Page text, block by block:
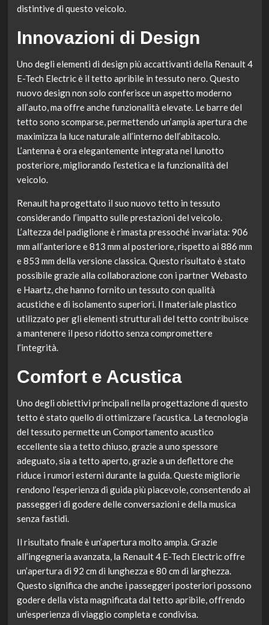
distintive di questo veicolo.
Innovazioni di Design
Uno degli elementi di design più accattivanti della Renault 4
E-Tech Electric è il tetto apribile in tessuto nero. Questo
nuovo design non solo conferisce un aspetto moderno
all’auto, ma offre anche funzionalità elevate. Le barre del
tetto sono scomparse, permettendo un’ampia apertura che
maximizza la luce naturale all’interno dell’abitacolo.
L’antenna è ora elegantemente integrata nel lunotto
posteriore, migliorando l’estetica e la funzionalità del
veicolo.
Renault ha progettato il suo nuovo tetto in tessuto
considerando l’impatto sulle prestazioni del veicolo.
L’altezza del padiglione è rimasta pressoché invariata: 906
mm all’anteriore e 813 mm al posteriore, rispetto ai 886 mm
e 853 mm della versione classica. Questo risultato è stato
possibile grazie alla collaborazione con i partner Webasto
e Haartz, che hanno fornito un tessuto con qualità
acustiche e di isolamento superiori. Il materiale plastico
utilizzato per gli elementi strutturali del tetto contribuisce
a mantenere il peso ridotto senza compromettere
l’integrità.
Comfort e Acustica
Uno degli obiettivi principali nella progettazione di questo
tetto è stato quello di ottimizzare l’acustica. La tecnologia
del tessuto permette un Comportamento acustico
eccellente sia a tetto chiuso, grazie a uno spessore
adeguato, sia a tetto aperto, grazie a un deflettore che
riduce i rumori esterni durante la guida. Queste migliorie
rendono l’esperienza di guida più piacevole, consentendo ai
passeggeri di godere delle conversazioni e della musica
senza fastidi.
Il risultato finale è un’apertura molto ampia. Grazie
all’ingegneria avanzata, la Renault 4 E-Tech Electric offre
un’apertura di 92 cm di lunghezza e 80 cm di larghezza.
Questo significa che anche i passeggeri posteriori possono
godere della vista magnificata dal tetto apribile, offrendo
un’esperienza di viaggio completa e condivisa.